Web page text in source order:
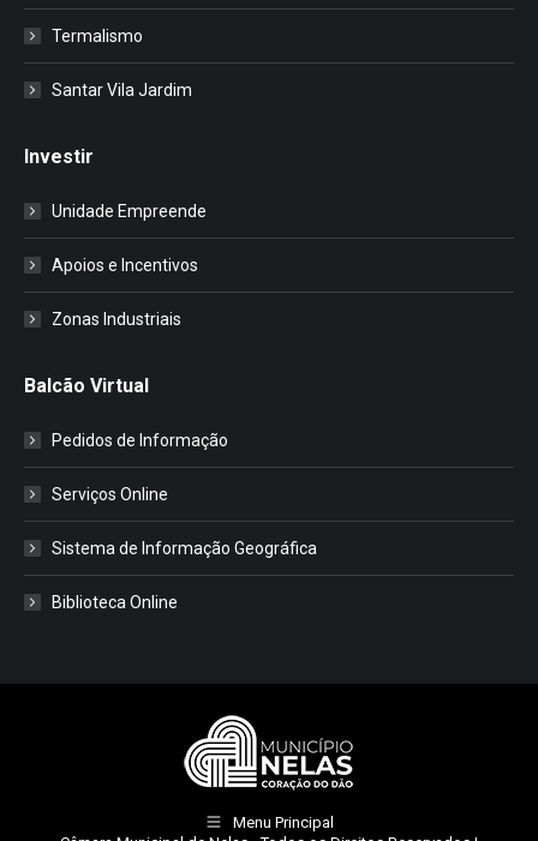
Termalismo
Santar Vila Jardim
Investir
Unidade Empreende
Apoios e Incentivos
Zonas Industriais
Balcão Virtual
Pedidos de Informação
Serviços Online
Sistema de Informação Geográfica
Biblioteca Online
Menu Principal